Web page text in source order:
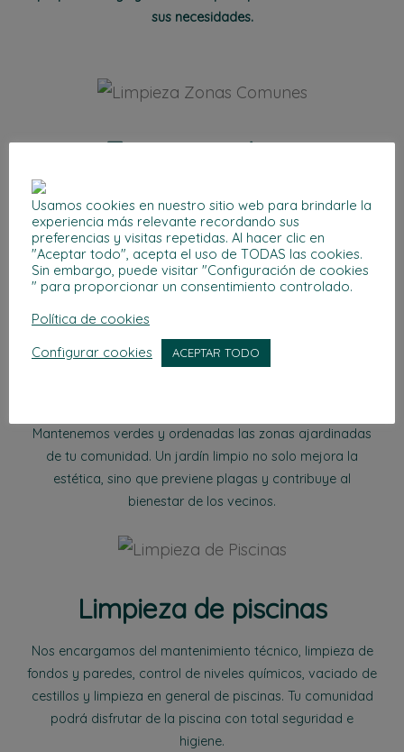
sus necesidades.
Zonas comúnes
escaleras, ascensores, pasillos, trasteros y garajes.
Nuestro objetivo es garantizar un entorno agradable,
seguro y libre de suciedad, trabajando con la frecuencia
que cada comunidad necesite.
Mantenemos verdes y ordenadas las zonas ajardinadas
de tu comunidad. Un jardín limpio no solo mejora la
estética, sino que previene plagas y contribuye al
bienestar de los vecinos.
Limpieza de piscinas
Nos encargamos del mantenimiento técnico, limpieza de
fondos y paredes, control de niveles químicos, vaciado de
cestillos y limpieza en general de piscinas. Tu comunidad
podrá disfrutar de la piscina con total seguridad e
higiene.
Usamos cookies en nuestro sitio web para brindarle la
experiencia más relevante recordando sus
preferencias y visitas repetidas. Al hacer clic en
"Aceptar todo", acepta el uso de TODAS las cookies.
Sin embargo, puede visitar "Configuración de cookies
" para proporcionar un consentimiento controlado.
Política de cookies
Configurar cookies
ACEPTAR TODO